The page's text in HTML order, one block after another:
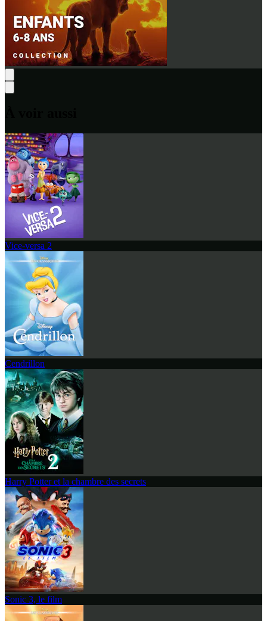
Vice-versa 2
Cendrillon
Harry Potter et la chambre des secrets
Sonic 3, le film